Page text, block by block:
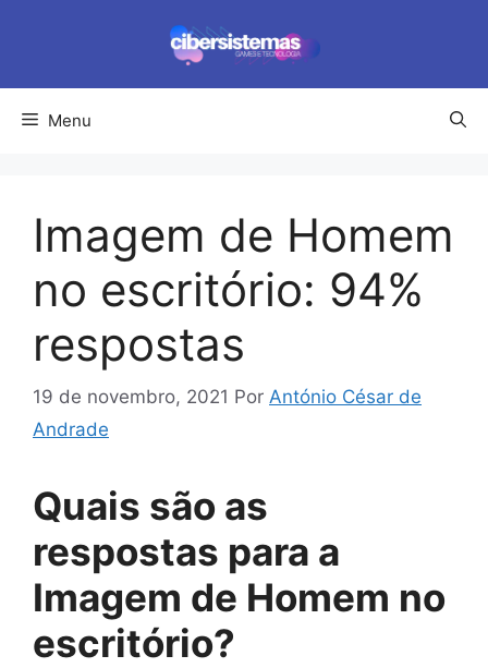
conteúdo
Menu
Imagem de Homem
no escritório: 94%
respostas
19 de novembro, 2021 Por António César de
Andrade
Quais são as
respostas para a
Imagem de Homem no
escritório?